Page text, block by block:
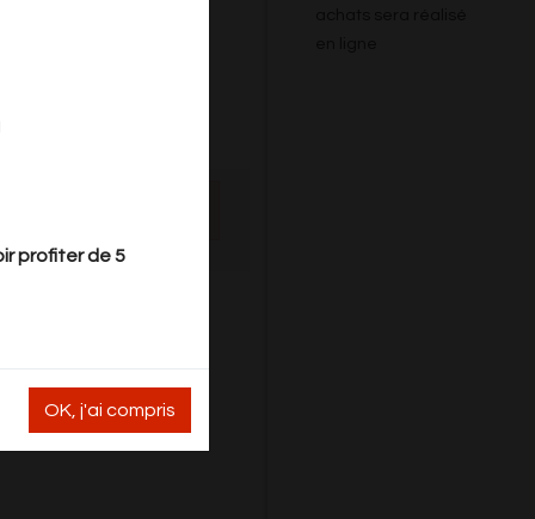
profiter de 5
OK, j'ai compris